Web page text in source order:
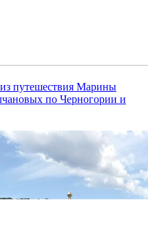
путешествия Марины
по Черногории и